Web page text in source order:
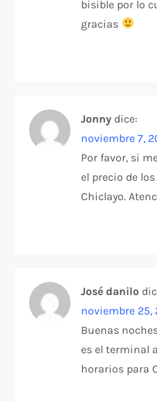
bisible por lo
gracias
Jonny dice:
noviembre 7,
Por favor, si
el precio de
Chiclayo.
José danilo
noviembre 25,
Buenas
es el terminal
horarios para